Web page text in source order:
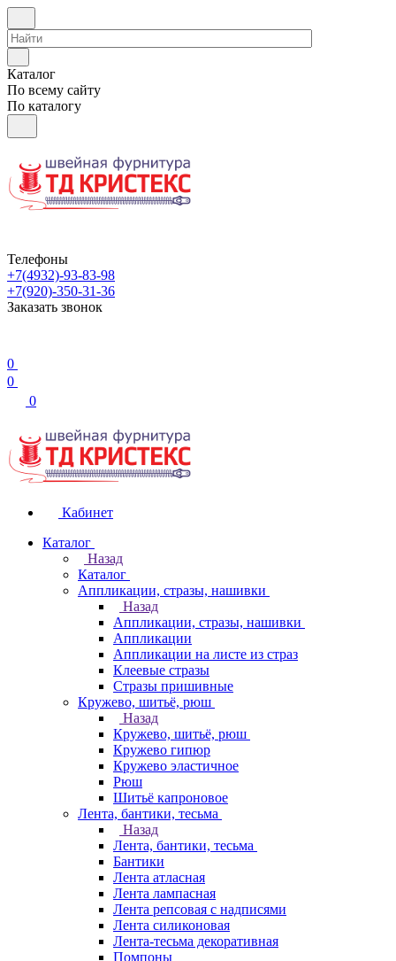
Каталог
По всему сайту
По каталогу
Телефоны
+7(4932)-93-83-98
+7(920)-350-31-36
Заказать звонок
0
0
0
Кабинет
Каталог
Назад
Каталог
Аппликации, стразы, нашивки
Назад
Аппликации, стразы, нашивки
Аппликации
Аппликации на листе из страз
Клеевые стразы
Стразы пришивные
Кружево, шитьё, рюш
Назад
Кружево, шитьё, рюш
Кружево гипюр
Кружево эластичное
Рюш
Шитьё капроновое
Лента, бантики, тесьма
Назад
Лента, бантики, тесьма
Бантики
Лента атласная
Лента лампасная
Лента репсовая с надписями
Лента силиконовая
Лента-тесьма декоративная
Помпоны